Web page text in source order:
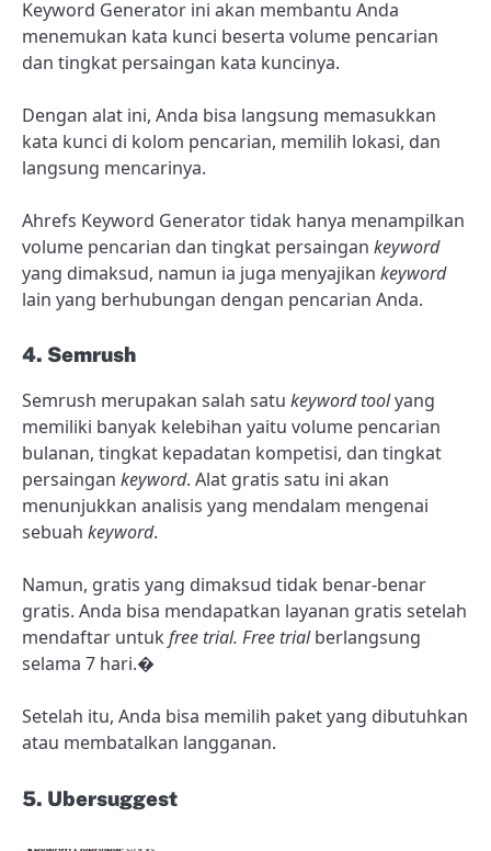
Keyword Generator ini akan membantu Anda
menemukan kata kunci beserta volume pencarian
dan tingkat persaingan kata kuncinya.
Dengan alat ini, Anda bisa langsung memasukkan
kata kunci di kolom pencarian, memilih lokasi, dan
langsung mencarinya.
Ahrefs Keyword Generator tidak hanya menampilkan
volume pencarian dan tingkat persaingan keyword
yang dimaksud, namun ia juga menyajikan keyword
lain yang berhubungan dengan pencarian Anda.
4. Semrush
Semrush merupakan salah satu keyword toolyang
memiliki banyak kelebihan yaitu volume pencarian
bulanan, tingkat kepadatan kompetisi, dan tingkat
persaingan keyword. Alat gratis satu ini akan
menunjukkan analisis yang mendalam mengenai
sebuah keyword.
Namun, gratis yang dimaksud tidak benar-benar
gratis. Anda bisa mendapatkan layanan gratis setelah
mendaftar untukfree trial. Free trialberlangsung
selama 7 hari.�
Setelah itu, Anda bisa memilih paket yang dibutuhkan
atau membatalkan langganan.
5. Ubersuggest